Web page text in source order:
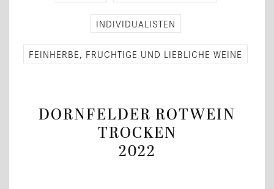
IN­DI­VI­DUA­LIS­TEN
FEIN­HER­BE, FRUCH­TI­GE UND LIEB­LI­CHE WEINE
DORNFELDER ROTWEIN
TROCKEN
2022